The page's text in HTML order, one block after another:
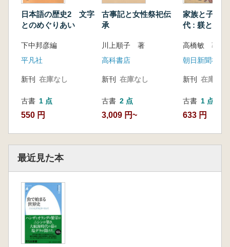
3 ストックフィッシュとヴァイキング
4 塩ダラと大航海時代
5 アイスランディック・フェア
6 ジョン・カボット
8 ジョン・スミスとニューイングランド
10 汚れた魚
1 聖なるタラ
2 自由の海
5 新たな聖性
第七章 魚はどんなふうに料理されたのか?
1 マグロ
2 ウナギ
日本語の歴史2 文字
とのめぐりあい
下中邦彦編
平凡社
新刊 在庫なし
古書 1 点
550 円
古事記と女性祭祀伝
承
川上順子 著
高科書店
新刊 在庫なし
古書 2 点
3,009 円~
家族と子供
代 : 躾と消費
高橋敏 著
朝日新聞社
新刊 在庫なし
古書 1 点
633 円
最近見た本